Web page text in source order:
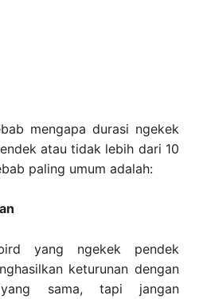
mengapa durasi ngekek
atau tidak lebih dari 10
paling umum adalah:
yang ngekek pendek
keturunan dengan
yang sama, tapi jangan